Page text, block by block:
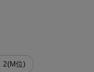
2(M位)